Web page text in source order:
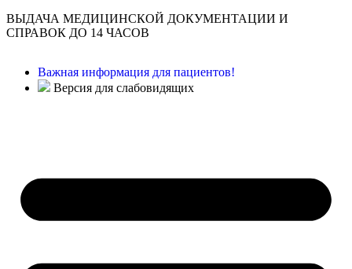
ВЫДАЧА МЕДИЦИНСКОЙ ДОКУМЕНТАЦИИ И
СПРАВОК ДО 14 ЧАСОВ
Важная информация для пациентов!
Версия для слабовидящих